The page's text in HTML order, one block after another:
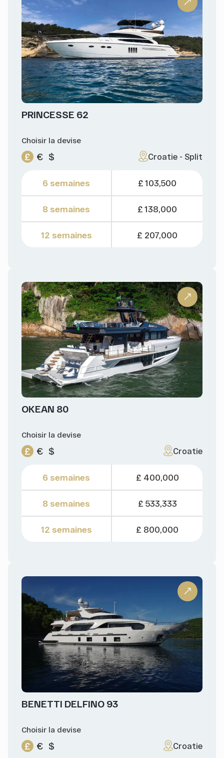
PRINCESSE 62
Choisir la devise
£ € $ Croatie - Split
6 semaines
8 semaines
12 semaines
£ 103,500
£ 138,000
£ 207,000
OKEAN 80
Choisir la devise
£ € $ Croatie
6 semaines
8 semaines
12 semaines
£ 400,000
£ 533,333
£ 800,000
BENETTI DELFINO 93
Choisir la devise
£ € $ Croatie